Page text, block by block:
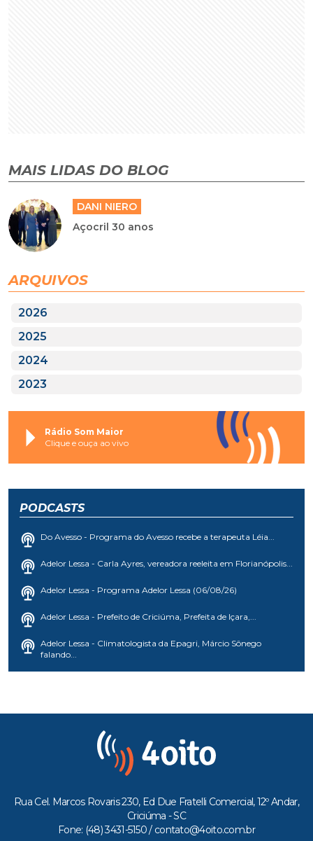
MAIS LIDAS DO BLOG
DANI NIERO
Açocril 30 anos
ARQUIVOS
2026
2025
2024
2023
Rádio Som Maior
Clique e ouça ao vivo
PODCASTS
Do Avesso - Programa do Avesso recebe a terapeuta Léia...
Adelor Lessa - Carla Ayres, vereadora reeleita em Florianópolis...
Adelor Lessa - Programa Adelor Lessa (06/08/26)
Adelor Lessa - Prefeito de Criciúma, Prefeita de Içara,...
Adelor Lessa - Climatologista da Epagri, Márcio Sônego
falando...
Rua Cel. Marcos Rovaris 230, Ed Due Fratelli Comercial, 12º Andar,
Criciúma - SC
Fone: (48) 3431-5150 / contato@4oito.com.br